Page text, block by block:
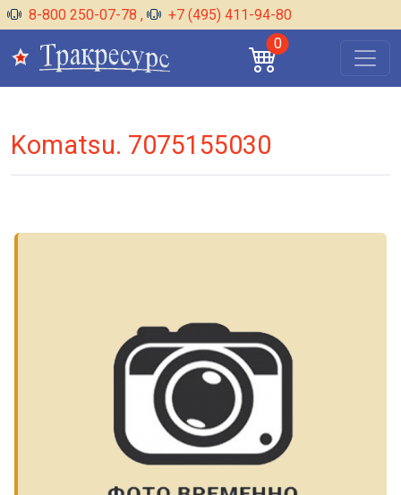
8-800 250-07-78 ,
+7 (495) 411-94-80
0
Komatsu. 7075155030